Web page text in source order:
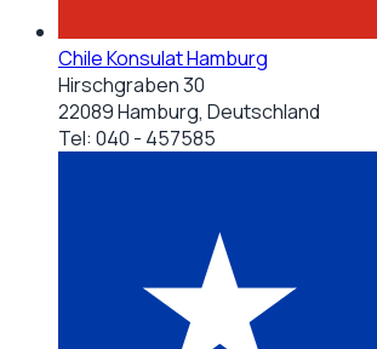
Chile Konsulat Hamburg
Hirschgraben 30
22089 Hamburg, Deutschland
Tel: 040 - 457585